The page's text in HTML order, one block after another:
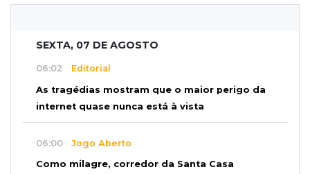
SEXTA, 07 DE AGOSTO
06:02 Editorial
As tragédias mostram que o maior perigo da
internet quase nunca está à vista
06:00 Jogo Aberto
Como milagre, corredor da Santa Casa